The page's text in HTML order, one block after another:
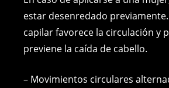
estar desenredado
capilar favorece la circulación y
previene la caída de cabello.
– Movimientos circulares